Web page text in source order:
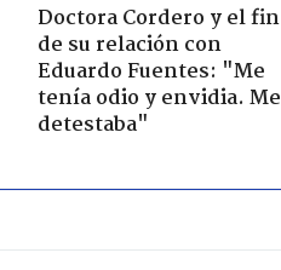
Doctora Cordero y el fin
de su relación con
Eduardo Fuentes: "Me
tenía odio y envidia. Me
detestaba"